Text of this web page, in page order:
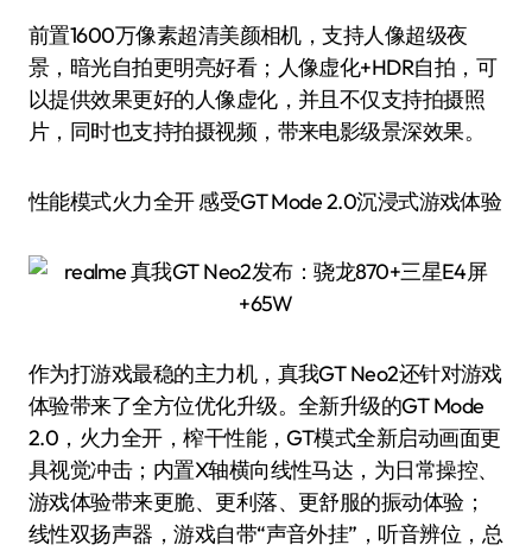
前置1600万像素超清美颜相机，支持人像超级夜
景，暗光自拍更明亮好看；人像虚化+HDR自拍，可
以提供效果更好的人像虚化，并且不仅支持拍摄照
片，同时也支持拍摄视频，带来电影级景深效果。
性能模式火力全开 感受GT Mode 2.0沉浸式游戏体验
作为打游戏最稳的主力机，真我GT Neo2还针对游戏
体验带来了全方位优化升级。全新升级的GT Mode
2.0，火力全开，榨干性能，GT模式全新启动画面更
具视觉冲击；内置X轴横向线性马达，为日常操控、
游戏体验带来更脆、更利落、更舒服的振动体验；
线性双扬声器，游戏自带“声音外挂”，听音辨位，总